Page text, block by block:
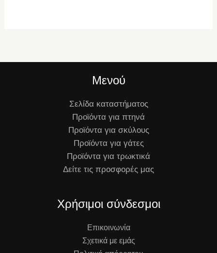
Μενού
Σελίδα καταστήματος
Προϊόντα για πτηνά
Προϊόντα για σκύλους
Προϊόντα για γάτες
Προϊόντα για τρωκτικά
Δείτε τις προσφορές μας
Χρήσιμοι σύνδεσμοι
Επικοινωνία
Σχετικά με εμάς